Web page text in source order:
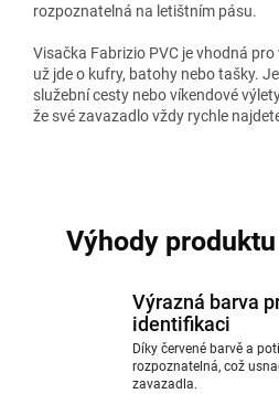
rozpoznatelná na letištním pásu.
Visačka Fabrizio PVC je vhodná
už jde o kufry, batohy nebo tašky.
služební cesty nebo víkendové
že své zavazadlo vždy rychle
Výhody produktu
Výrazná barva
identifikaci
Díky červené barvě a
rozpoznatelná, což
zavazadla.